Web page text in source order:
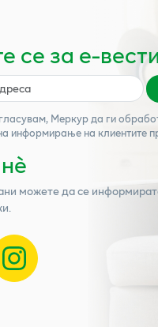
се за е-
Меркурда ги
информирање на клиентите
можете да се